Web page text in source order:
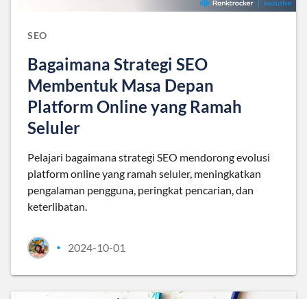
SEO
Bagaimana Strategi SEO
Membentuk Masa Depan
Platform Online yang Ramah
Seluler
Pelajari bagaimana strategi SEO mendorong evolusi
platform online yang ramah seluler, meningkatkan
pengalaman pengguna, peringkat pencarian, dan
keterlibatan.
• 2024-10-01